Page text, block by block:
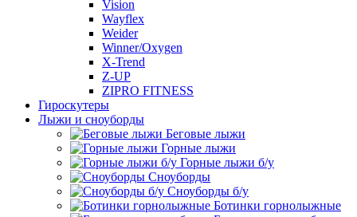
Vision
Wayflex
Weider
Winner/Oxygen
X-Trend
Z-UP
ZIPRO FITNESS
Гироскутеры
Лыжи и сноуборды
Беговые лыжи
Горные лыжи
Горные лыжи б/у
Сноуборды
Сноуборды б/у
Ботинки горнолыжные